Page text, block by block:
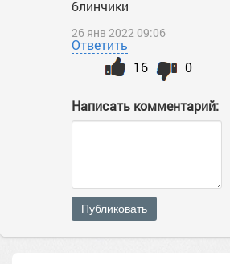
блинчики
26 янв 2022 09:06
Ответить
0
16
Написать комментарий:
Публиковать